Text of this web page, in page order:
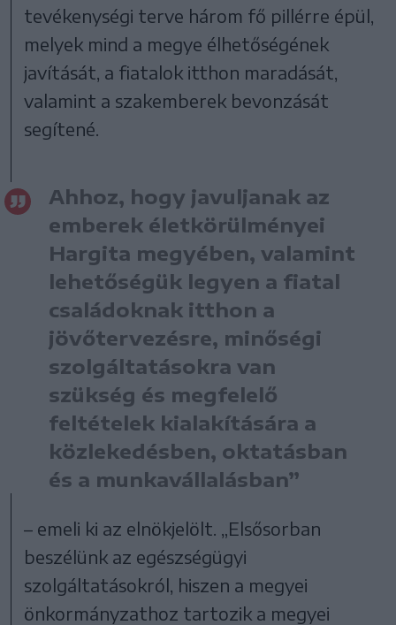
tevékenységi terve három fő pillérre épül,
melyek mind a megye élhetőségének
javítását, a fiatalok itthon maradását,
valamint a szakemberek bevonzását
segítené.
Ahhoz, hogy javuljanak az
emberek életkörülményei
Hargita megyében, valamint
lehetőségük legyen a fiatal
családoknak itthon a
jövőtervezésre, minőségi
szolgáltatásokra van
szükség és megfelelő
feltételek kialakítására a
közlekedésben, oktatásban
és a munkavállalásban”
– emeli ki az elnökjelölt. „Elsősorban
beszélünk az egészségügyi
szolgáltatásokról, hiszen a megyei
önkormányzathoz tartozik a megyei